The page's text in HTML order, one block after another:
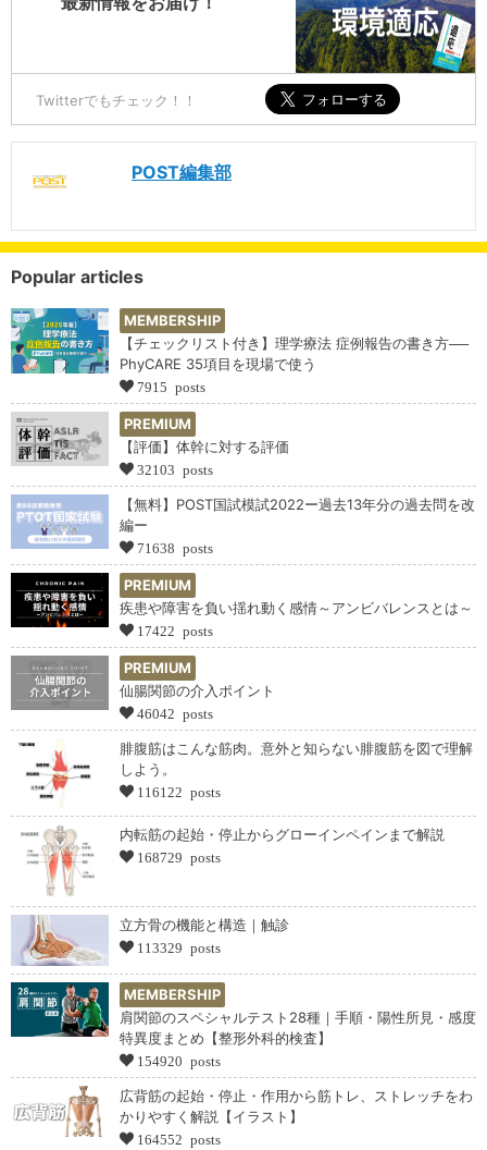
Twitterでもチェック！！
POST編集部
Popular articles
MEMBERSHIP
【チェックリスト付き】理学療法 症例報告の書き方──
PhyCARE 35項目を現場で使う
7915 posts
PREMIUM
【評価】体幹に対する評価
32103 posts
【無料】POST国試模試2022ー過去13年分の過去問を改
編ー
71638 posts
PREMIUM
疾患や障害を負い揺れ動く感情～アンビバレンスとは～
17422 posts
PREMIUM
仙腸関節の介入ポイント
46042 posts
腓腹筋はこんな筋肉。意外と知らない腓腹筋を図で理解
しよう。
116122 posts
内転筋の起始・停止からグローインペインまで解説
168729 posts
立方骨の機能と構造｜触診
113329 posts
MEMBERSHIP
肩関節のスペシャルテスト28種｜手順・陽性所見・感度
特異度まとめ【整形外科的検査】
154920 posts
広背筋の起始・停止・作用から筋トレ、ストレッチをわ
かりやすく解説【イラスト】
164552 posts